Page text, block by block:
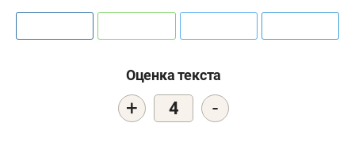
Оценка текста
+ 4 -